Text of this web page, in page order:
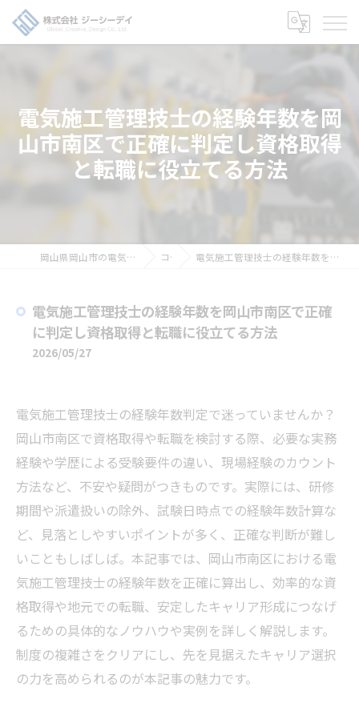
電気施工管理技士の経験年数を岡
山市南区で正確に判定し資格取得
と転職に役立てる方法
岡山県岡山市の電気工事の求人なら株式会社ジーシーデイ コラム 電気施工管理技士の経験年数を岡山市南区で正確に判定し資格取得と転職に役立てる方法
電気施工管理技士の経験年数を岡山市南区で正確
に判定し資格取得と転職に役立てる方法
2026/05/27
電気施工管理技士の経験年数判定で迷っていませんか？
岡山市南区で資格取得や転職を検討する際、必要な実務
経験や学歴による受験要件の違い、現場経験のカウント
方法など、不安や疑問がつきものです。実際には、研修
期間や派遣扱いの除外、試験日時点での経験年数計算な
ど、見落としやすいポイントが多く、正確な判断が難し
いこともしばしば。本記事では、岡山市南区における電
気施工管理技士の経験年数を正確に算出し、効率的な資
格取得や地元での転職、安定したキャリア形成につなげ
るための具体的なノウハウや実例を詳しく解説します。
制度の複雑さをクリアにし、先を見据えたキャリア選択
の力を高められるのが本記事の魅力です。